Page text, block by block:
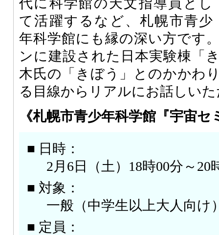
て活躍するなど、札幌市青少
年科学館にも縁の深い方です
ンに建設された日本実験棟「
木氏の「きぼう」とのかかわ
る目線からリアルにお話しい
《札幌市青少年科学館『宇宙
■ 日時：
2月6日（土）18時00分～20
■ 対象：
一般（中学生以上大人向け
■ 定員：